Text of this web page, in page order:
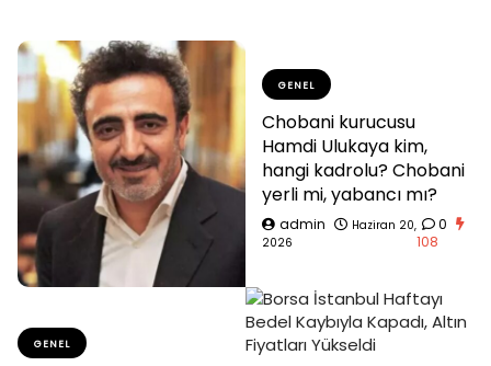
GENEL
Chobani kurucusu
Hamdi Ulukaya kim,
hangi kadrolu? Chobani
yerli mi, yabancı mı?
admin
Haziran 20,
2026
0
108
GENEL